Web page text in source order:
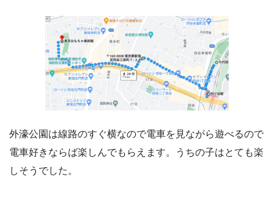
外濠公園は線路のすぐ横なので電車を見ながら遊べるので
電車好きならば楽しんでもらえます。うちの子はとても楽
しそうでした。